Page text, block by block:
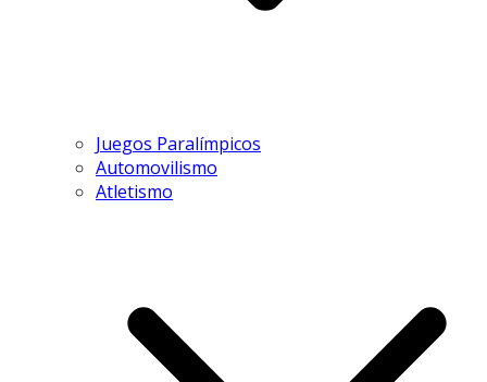
Juegos Paralímpicos
Automovilismo
Atletismo